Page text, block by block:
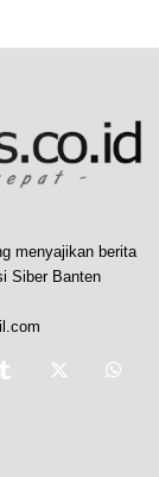
menyajikan berita
Siber Banten